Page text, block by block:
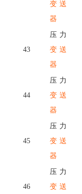
变送
器
43
压力
变送
器
44
压力
变送
器
45
压力
变送
器
46
压力
变送